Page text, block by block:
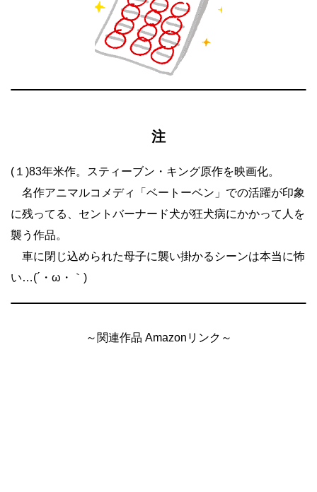
注
(１)83年米作。スティーブン・キング原作を映画化。
名作アニマルコメディ「ベートーベン」での活躍が印象
に残ってる、セントバーナード犬が狂犬病にかかって人を
襲う作品。
車に閉じ込められた母子に襲い掛かるシーンは本当に怖
い…(´・ω・｀)
～関連作品 Amazonリンク～